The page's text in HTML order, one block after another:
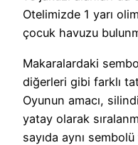
Otelimizde 1 yarı
çocuk havuzu
Makaralardaki
diğerleri gibi farklı
Oyunun amacı,
yatay olarak
sayıda aynı